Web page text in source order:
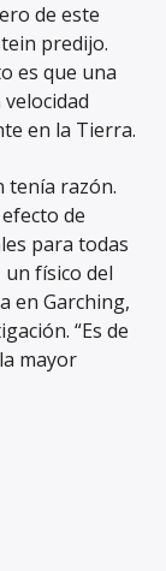
de este
predijo.
es que una
en la Tierra.
tenía razón.
de
para todas
un físico del
en Garching,
“Es de
mayor